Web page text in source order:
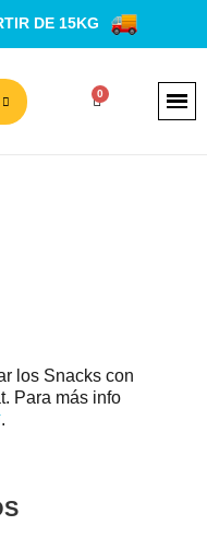
DE 15KG
los Snacks con
Para más info
.